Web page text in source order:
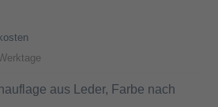
aus Leder, Farbe nach